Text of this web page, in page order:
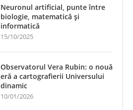
Neuronul artificial, punte între
biologie, matematică și
informatică
15/10/2025
Observatorul Vera Rubin: o nouă
eră a cartografierii Universului
dinamic
10/01/2026